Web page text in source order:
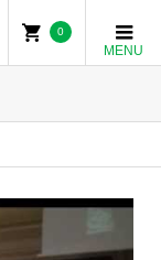
0